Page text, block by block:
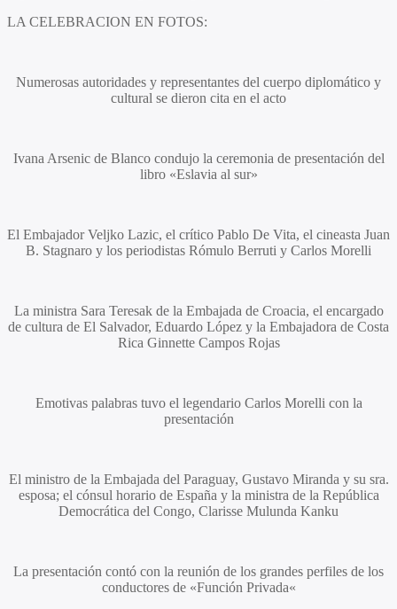
LA CELEBRACION EN FOTOS:
Numerosas autoridades y representantes del cuerpo diplomático y
cultural se dieron cita en el acto
Ivana Arsenic de Blancocondujo la ceremonia de presentación del
libro «Eslavia al sur»
El EmbajadorVeljko Lazic, el crítico Pablo De Vita, el cineasta Juan
B. Stagnaro y los periodistas Rómulo Berruti y Carlos Morelli
La ministra Sara Teresakde la Embajada de Croacia, el encargado
de cultura de El Salvador, Eduardo López y la Embajadora de Costa
Rica Ginnette Campos Rojas
Emotivas palabras tuvo el legendario Carlos Morelli con la
presentación
El ministro de la Embajada del Paraguay, Gustavo Miranda y su sra.
esposa; el cónsul horario de España y la ministra de la República
Democrática del Congo, Clarisse Mulunda Kanku
La presentación contó con la reunión de los grandes perfiles de los
conductores de «Función Privada«